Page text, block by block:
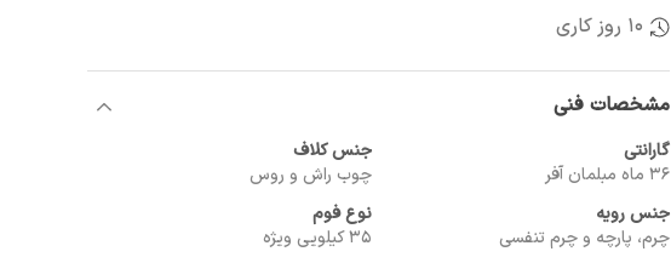
10 روز کاری
مشخصات فنی
گارانتی
36 ماه مبلمان آفر
جنس کلاف
چوب راش و روس
جنس رویه
چرم، پارچه و چرم تنفسی
نوع فوم
35 کیلویی ویژه